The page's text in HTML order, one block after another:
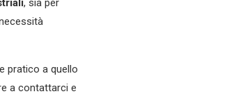
pratico a quello
a contattarci e